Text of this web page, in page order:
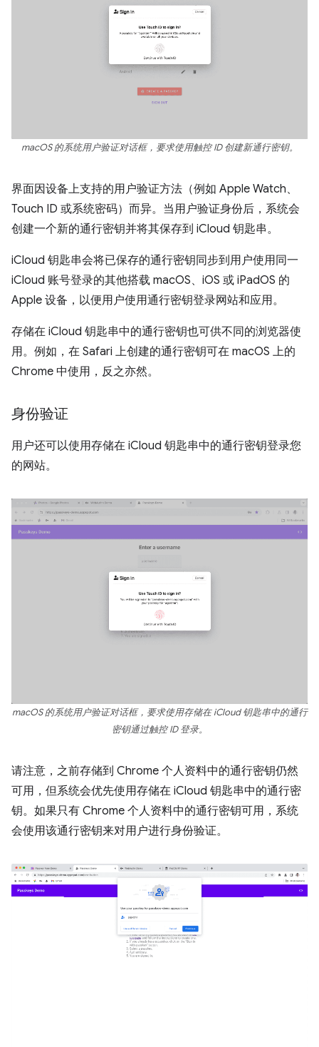
macOS 的系统用户验证对话框，要求使用触控 ID 创建新通行密钥。
界面因设备上支持的用户验证方法（例如 Apple Watch、
Touch ID 或系统密码）而异。当用户验证身份后，系统会
创建一个新的通行密钥并将其保存到 iCloud 钥匙串。
iCloud 钥匙串会将已保存的通行密钥同步到用户使用同一
iCloud 账号登录的其他搭载 macOS、iOS 或 iPadOS 的
Apple 设备，以便用户使用通行密钥登录网站和应用。
存储在 iCloud 钥匙串中的通行密钥也可供不同的浏览器使
用。例如，在 Safari 上创建的通行密钥可在 macOS 上的
Chrome 中使用，反之亦然。
身份验证
用户还可以使用存储在 iCloud 钥匙串中的通行密钥登录您
的网站。
macOS 的系统用户验证对话框，要求使用存储在 iCloud 钥匙串中的通行
密钥通过触控 ID 登录。
请注意，之前存储到 Chrome 个人资料中的通行密钥仍然
可用，但系统会优先使用存储在 iCloud 钥匙串中的通行密
钥。如果只有 Chrome 个人资料中的通行密钥可用，系统
会使用该通行密钥来对用户进行身份验证。